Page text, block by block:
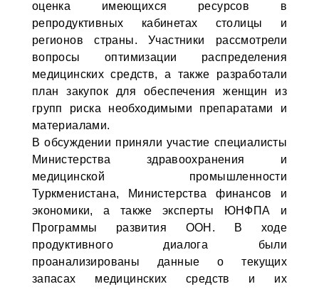
оценка имеющихся ресурсов в
репродуктивных кабинетах столицы и
регионов страны. Участники рассмотрели
вопросы оптимизации распределения
медицинских средств, а также разработали
план закупок для обеспечения женщин из
групп риска необходимыми препаратами и
материалами.
В обсуждении приняли участие специалисты
Министерства здравоохранения и
медицинской промышленности
Туркменистана, Министерства финансов и
экономики, а также эксперты ЮНФПА и
Программы развития ООН. В ходе
продуктивного диалога были
проанализированы данные о текущих
запасах медицинских средств и их